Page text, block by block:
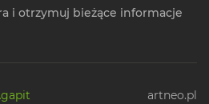
i otrzymuj bieżące informacje
artneo.pl